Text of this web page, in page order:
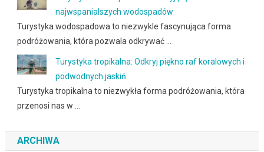
najwspanialszych wodospadów
Turystyka wodospadowa to niezwykle fascynująca forma
podróżowania, która pozwala odkrywać …
Turystyka tropikalna: Odkryj piękno raf koralowych i
podwodnych jaskiń
Turystyka tropikalna to niezwykła forma podróżowania, która
przenosi nas w …
ARCHIWA